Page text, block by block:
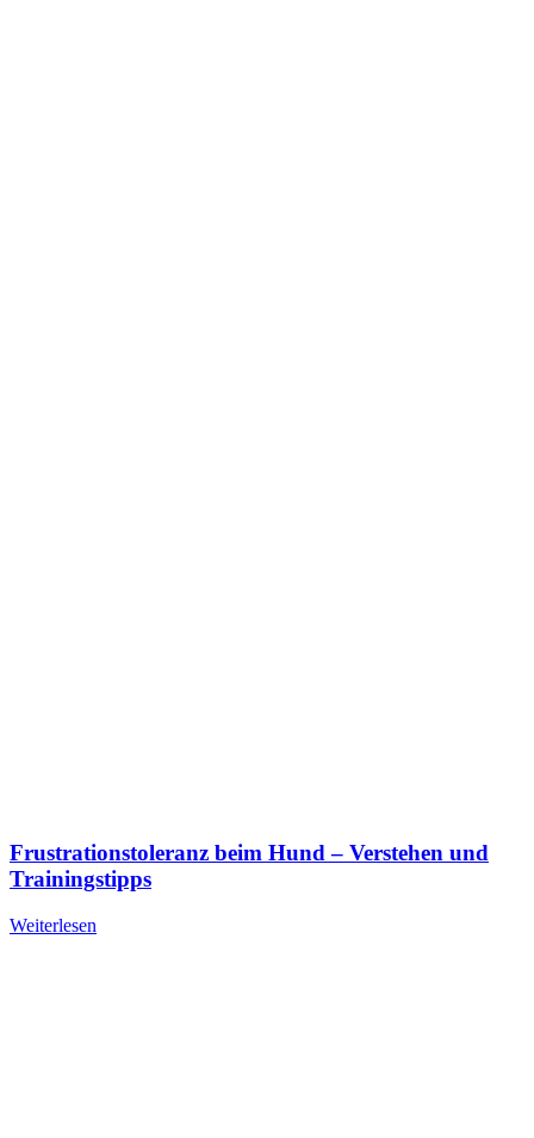
Frustrationstoleranz beim Hund – Verstehen und
Trainingstipps
Weiterlesen